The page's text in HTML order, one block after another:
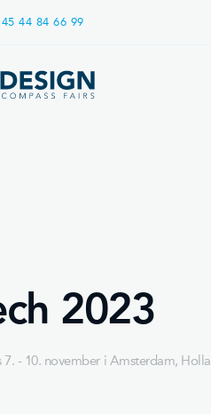
44 84 66 99
2023
- 10. november i Amsterdam,